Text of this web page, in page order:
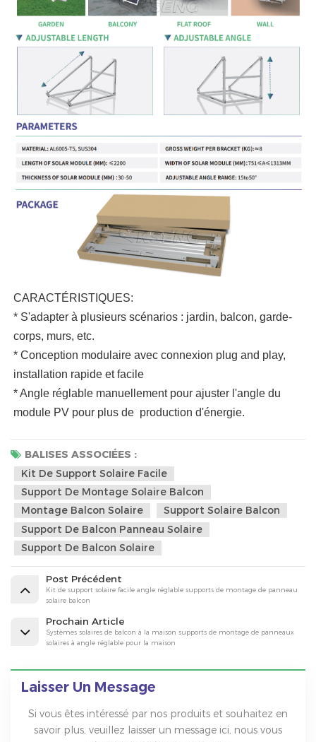
CARACTÉRISTIQUES:
* S'adapter à plusieurs scénarios : jardin, balcon, garde-
corps, murs, etc.
* Conception modulaire avec connexion plug and play,
installation rapide et facile
* Angle réglable manuellement pour ajuster l'angle du
module PV pour plus de production d'énergie.
BALISES ASSOCIÉES :
Kit De Support Solaire Facile
Support De Montage Solaire Balcon
Montage Balcon Solaire
Support Solaire Balcon
Support De Balcon Panneau Solaire
Support De Balcon Solaire
Post Précédent
Kit de support solaire facile angle réglable supports de montage de panneau
solaire balcon
Prochain Article
Systèmes solaires de balcon à la maison supports de montage de panneaux
solaires à angle réglable pour la maison
Laisser Un Message
Si vous êtes intéressé par nos produits et souhaitez en
savoir plus, veuillez laisser un message ici, nous vous